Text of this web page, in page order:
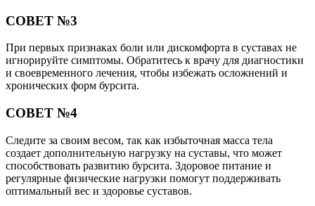
СОВЕТ №3
При первых признаках боли или дискомфорта в суставах не
игнорируйте симптомы. Обратитесь к врачу для диагностики
и своевременного лечения, чтобы избежать осложнений и
хронических форм бурсита.
СОВЕТ №4
Следите за своим весом, так как избыточная масса тела
создает дополнительную нагрузку на суставы, что может
способствовать развитию бурсита. Здоровое питание и
регулярные физические нагрузки помогут поддерживать
оптимальный вес и здоровье суставов.